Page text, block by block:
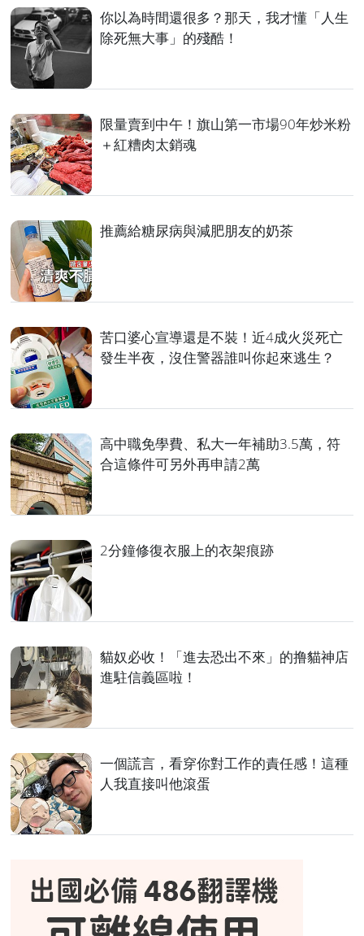
你以為時間還很多？那天，我才懂「人生
除死無大事」的殘酷！
限量賣到中午！旗山第一市場90年炒米粉
＋紅糟肉太銷魂
推薦給糖尿病與減肥朋友的奶茶
苦口婆心宣導還是不裝！近4成火災死亡
發生半夜，沒住警器誰叫你起來逃生？
高中職免學費、私大一年補助3.5萬，符
合這條件可另外再申請2萬
2分鐘修復衣服上的衣架痕跡
貓奴必收！「進去恐出不來」的撸貓神店
進駐信義區啦！
一個謊言，看穿你對工作的責任感！這種
人我直接叫他滾蛋